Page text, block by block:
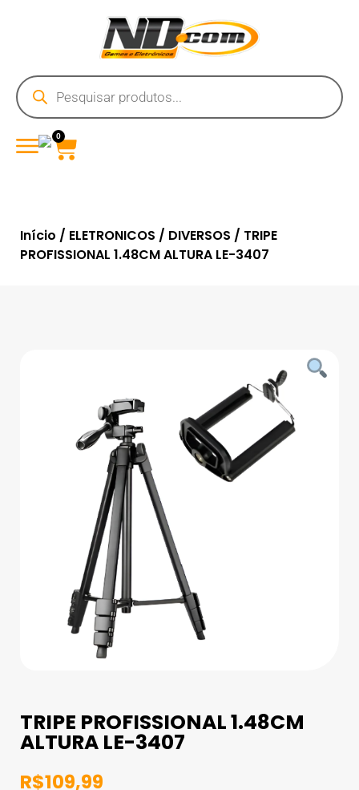
0
Início / ELETRONICOS / DIVERSOS / TRIPE
PROFISSIONAL 1.48CM ALTURA LE-3407
TRIPE PROFISSIONAL 1.48CM
ALTURA LE-3407
R$109,99